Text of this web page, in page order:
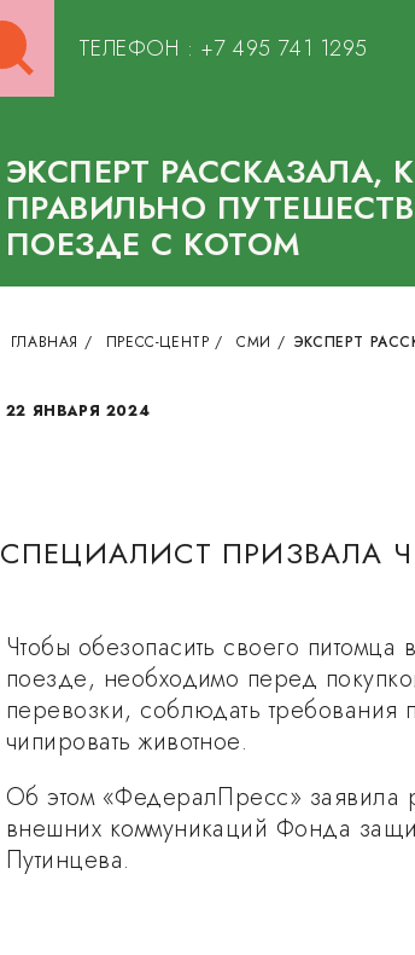
for:
ТЕЛЕФОН : +7 495 741 1295
ЭКСПЕРТ РАССКАЗАЛА,
ПРАВИЛЬНО
ПОЕЗДЕ С КОТОМ
ГЛАВНАЯ / ПРЕСС-ЦЕНТР / СМИ / ЭКСПЕРТ
22 ЯНВАРЯ 2024
СПЕЦИАЛИСТ ПРИЗВАЛА
Чтобы обезопасить своего
поезде, необходимо перед
перевозки, соблюдать требования
чипировать животное.
Об этом «ФедералПресс» заявила
внешних коммуникаций Фонда
Путинцева.